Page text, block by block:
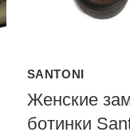
SANTONI
Женские
ботинки